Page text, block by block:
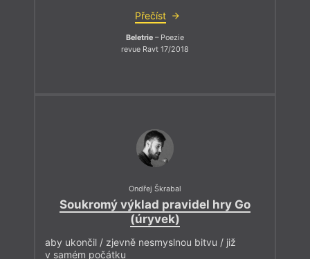
Přečíst
Beletrie – Poezie
revue Ravt 17/2018
Ondřej Škrabal
Soukromý výklad pravidel hry Go
(úryvek)
aby ukončil / zjevně nesmyslnou bitvu / již
v samém počátku